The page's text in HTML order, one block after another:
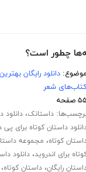
چطور است؟
موضوع:دانلود رایگان
شعر
۵۵ صفحه
داستانک،دانلود
داستان کوتاه برای
کوتاه، مجموعه
برای اندروید،دانلود
رایگان،داستان کوتاه